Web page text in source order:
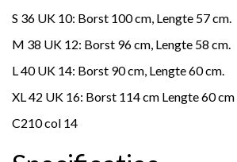
S 36 UK 10: Borst 100 cm, Lengte 57 cm.
M 38 UK 12: Borst 96 cm, Lengte 58 cm.
L 40 UK 14: Borst 90 cm, Lengte 60 cm.
XL 42 UK 16: Borst 114 cm Lengte 60 cm
C210 col 14